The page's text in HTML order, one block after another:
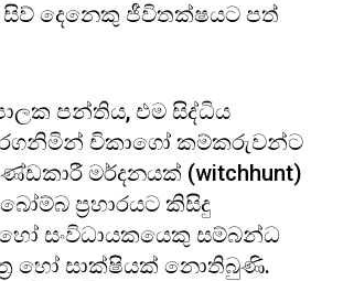
දෙනෙකු ජීවිතක්ෂයට පත්
පන්තිය, එම සිද්ධිය
චිකාගෝ කම්කරුවන්ට
මර්දනයක් (witchhunt)
ප්‍රහාරයට කිසිදු
සංවිධායකයෙකු සම්බන්ධ
හෝ සාක්ෂියක් නොතිබුණි.